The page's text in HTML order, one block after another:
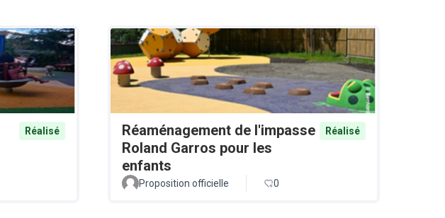
Réalisé
Réaménagement de l'impasse
Roland Garros pour les
enfants
Réalisé
Proposition officielle 0